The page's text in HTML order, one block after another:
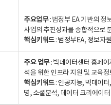
주요업무: 범정부 EA 기반의 정
사업의 추진성과를 종합적으로
핵심키워드: 범정부EA, 정보자
주요 업무: 빅데이터센터 홈페
석을 위한 인프라 지원 및 교육정
핵심키워드: 인공지능, 빅데이
명, 소셜분석, 데이터 크리에이